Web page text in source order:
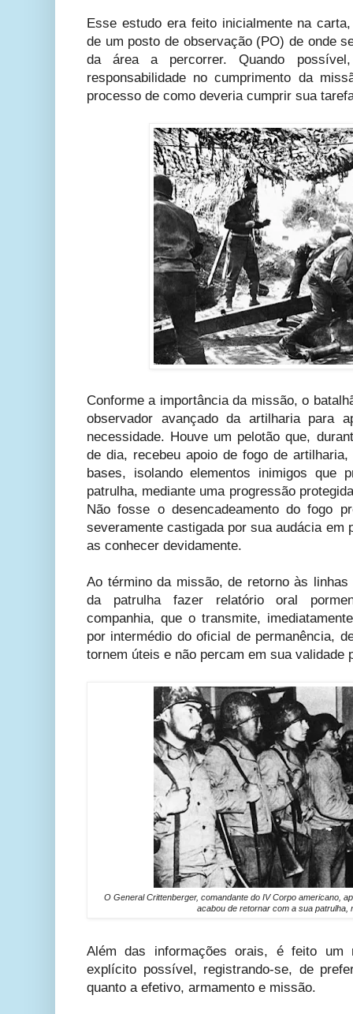
Esse estudo era feito inicialmente na
de um posto de observação (PO) de onde
da área a percorrer. Quando
responsabilidade no cumprimento da
processo de como deveria cumprir sua
Conforme a importância da missão, o
observador avançado da artilharia para
necessidade. Houve um pelotão que,
de dia, recebeu apoio de fogo de
bases, isolando elementos inimigos que
patrulha, mediante uma progressão
Não fosse o desencadeamento do fogo
severamente castigada por sua audácia em
as conhecer devidamente.
Ao término da missão, de retorno às
da patrulha fazer relatório oral
companhia, que o transmite,
por intermédio do oficial de permanência,
tornem úteis e não percam em sua validade
O General Crittenberger, comandante do IV Corpo americano,
acabou de retornar com a sua patrulha,
Além das informações orais, é feito
explícito possível, registrando-se, de
quanto a efetivo, armamento e missão.